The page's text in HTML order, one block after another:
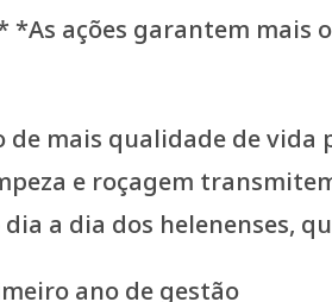
mais qualidade de
e roçagem
a dia dos helenenses,
ano de gestão